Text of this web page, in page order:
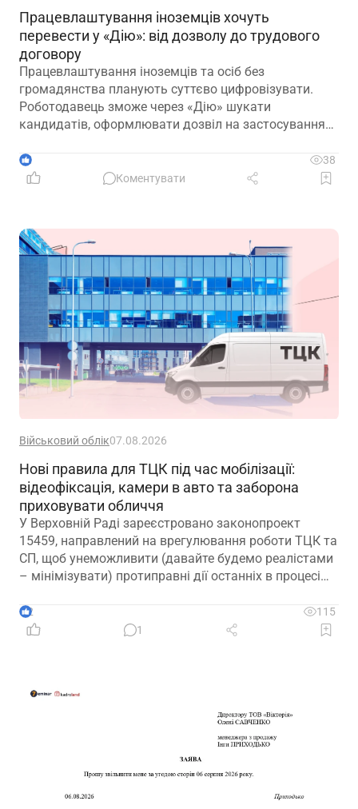
Працевлаштування іноземців хочуть
перевести у «Дію»: від дозволу до трудового
договору
Працевлаштування іноземців та осіб без
громадянства планують суттєво цифровізувати.
Роботодавець зможе через «Дію» шукати
кандидатів, оформлювати дозвіл на застосування
прийняття на роботу
1
38
Коментувати
Військовий облік07.08.2026
Нові правила для ТЦК під час мобілізації:
відеофіксація, камери в авто та заборона
приховувати обличчя
У Верховній Раді зареєстровано законопроект
15459, направлений на врегулювання роботи ТЦК та
СП, щоб унеможливити (давайте будемо реалістами
– мінімізувати) протиправні дії останніх в процесі
2
115
1